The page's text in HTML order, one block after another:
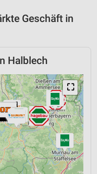
Geschäft in
Halblech
⛶